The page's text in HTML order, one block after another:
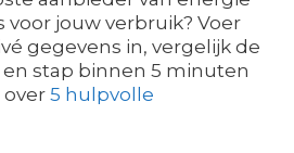
voor jouw verbruik? Voer
gegevens in, vergelijk de
stap binnen 5 minuten
over 5 hulpvolle